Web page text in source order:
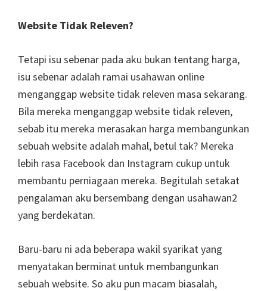
Website Tidak Releven?
Tetapi isu sebenar pada aku bukan tentang harga,
isu sebenar adalah ramai usahawan online
menganggap website tidak releven masa sekarang.
Bila mereka menganggap website tidak releven,
sebab itu mereka merasakan harga membangunkan
sebuah website adalah mahal, betul tak? Mereka
lebih rasa Facebook dan Instagram cukup untuk
membantu perniagaan mereka. Begitulah setakat
pengalaman aku bersembang dengan usahawan2
yang berdekatan.
Baru-baru ni ada beberapa wakil syarikat yang
menyatakan berminat untuk membangunkan
sebuah website. So aku pun macam biasalah,